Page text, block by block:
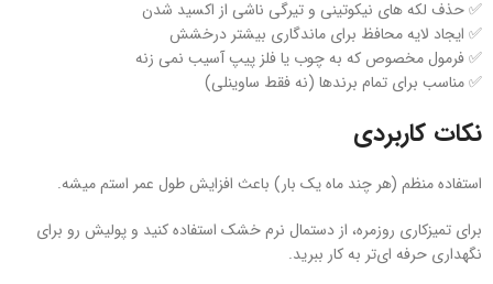
✅ حذف لکه‌ های نیکوتینی و تیرگی ناشی از اکسید شدن
✅ ایجاد لایه محافظ برای ماندگاری بیشتر درخشش
✅ فرمول مخصوص که به چوب یا فلز پیپ آسیب نمی‌ زنه
✅ مناسب برای تمام برندها (نه فقط ساوینلی)
نکات کاربردی
استفاده منظم (هر چند ماه یک‌ بار) باعث افزایش طول عمر استم میشه.
برای تمیزکاری روزمره، از دستمال نرم خشک استفاده کنید و پولیش رو برای
نگهداری حرفه‌ ای‌تر به‌ کار ببرید.